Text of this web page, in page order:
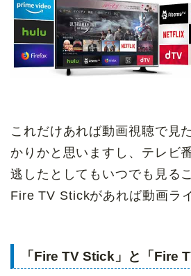
これだけあれば動画視聴で見
かりかと思いますし、テレビ
逃したとしてもいつでも見る
Fire TV Stickがあれば動画ラ
「Fire TV Stick」と「Fire